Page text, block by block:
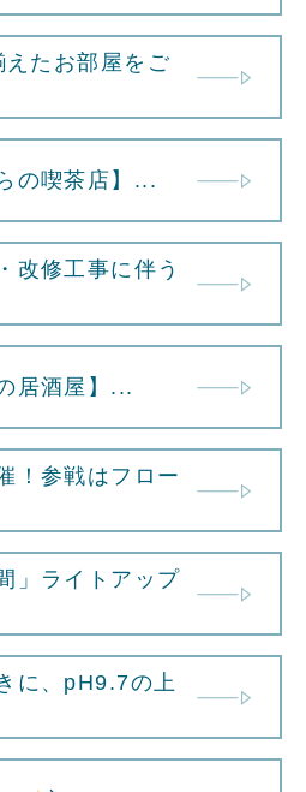
たお部屋をご
の喫茶店】...
改修工事に伴う
居酒屋】...
！参戦はフロー
」ライトアップ
に、pH9.7の上